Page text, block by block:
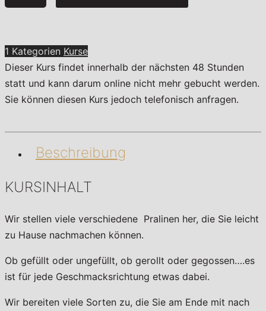
Reich
Menge
1 Kategorien Kurse
Dieser Kurs findet innerhalb der nächsten 48 Stunden
statt und kann darum online nicht mehr gebucht werden.
Sie können diesen Kurs jedoch telefonisch anfragen.
Beschreibung
KURSINHALT
Wir stellen viele verschiedene Pralinen her, die Sie leicht
zu Hause nachmachen können.
Ob gefüllt oder ungefüllt, ob gerollt oder gegossen….es
ist für jede Geschmacksrichtung etwas dabei.
Wir bereiten viele Sorten zu, die Sie am Ende mit nach